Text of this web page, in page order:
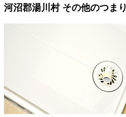
河沼郡湯川村 その他のつまり